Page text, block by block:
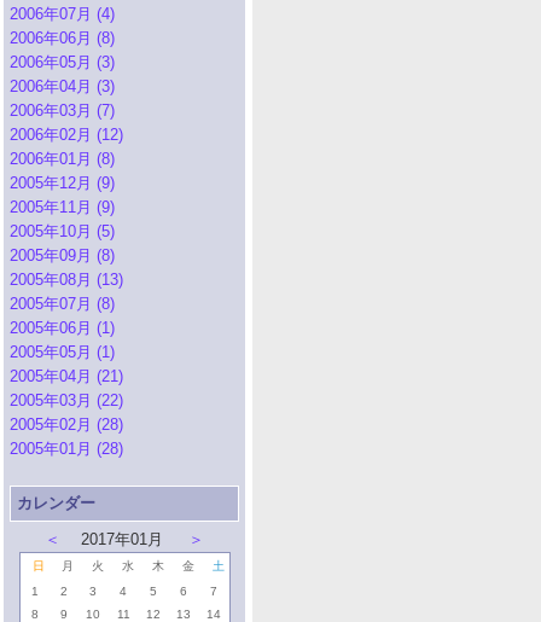
2006年07月 (4)
2006年06月 (8)
2006年05月 (3)
2006年04月 (3)
2006年03月 (7)
2006年02月 (12)
2006年01月 (8)
2005年12月 (9)
2005年11月 (9)
2005年10月 (5)
2005年09月 (8)
2005年08月 (13)
2005年07月 (8)
2005年06月 (1)
2005年05月 (1)
2005年04月 (21)
2005年03月 (22)
2005年02月 (28)
2005年01月 (28)
カレンダー
＜
2017年01月 ＞
日 月 火 水 木 金
土
1
2 3 4 5 6
7
8
9 10 11 12 13
14